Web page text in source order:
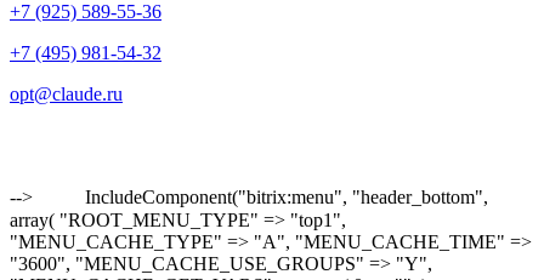
+7 (925) 589-55-36
+7 (495) 981-54-32
opt@claude.ru
-->
IncludeComponent("bitrix:menu", "header_bottom",
array( "ROOT_MENU_TYPE" => "top1",
"MENU_CACHE_TYPE" => "A", "MENU_CACHE_TIME" =>
"3600", "MENU_CACHE_USE_GROUPS" => "Y",